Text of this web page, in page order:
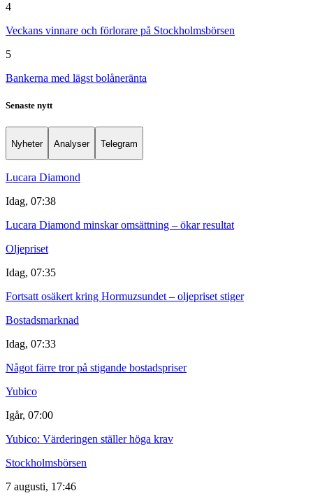
4
Veckans vinnare och förlorare på Stockholmsbörsen
5
Bankerna med lägst bolåneränta
Senaste nytt
Nyheter Analyser Telegram
Lucara Diamond
Idag, 07:38
Lucara Diamond minskar omsättning – ökar resultat
Oljepriset
Idag, 07:35
Fortsatt osäkert kring Hormuzsundet – oljepriset stiger
Bostadsmarknad
Idag, 07:33
Något färre tror på stigande bostadspriser
Yubico
Igår, 07:00
Yubico: Värderingen ställer höga krav
Stockholmsbörsen
7 augusti, 17:46